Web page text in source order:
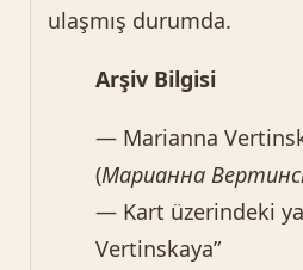
ulaşmış durumda.
Arşiv Bilgisi
— Marianna
(Марианна
— Kart üzerindeki
Vertinskaya”